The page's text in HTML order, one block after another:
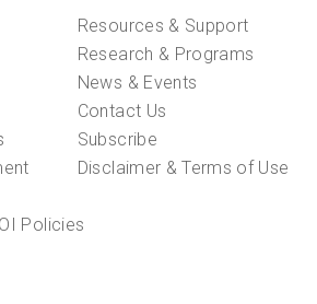
Resources & Support
Research & Programs
News & Events
Contact Us
Subscribe
Disclaimer & Terms of Use
Policies